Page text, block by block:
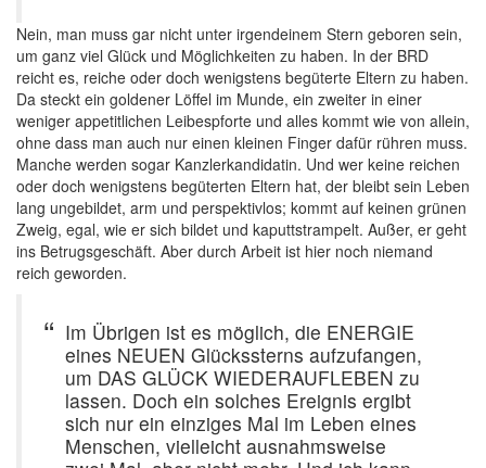
Nein, man muss gar nicht unter irgendeinem Stern geboren sein,
um ganz viel Glück und Möglichkeiten zu haben. In der BRD
reicht es, reiche oder doch wenigstens begüterte Eltern zu haben.
Da steckt ein goldener Löffel im Munde, ein zweiter in einer
weniger appetitlichen Leibespforte und alles kommt wie von allein,
ohne dass man auch nur einen kleinen Finger dafür rühren muss.
Manche werden sogar Kanzlerkandidatin. Und wer keine reichen
oder doch wenigstens begüterten Eltern hat, der bleibt sein Leben
lang ungebildet, arm und perspektivlos; kommt auf keinen grünen
Zweig, egal, wie er sich bildet und kaputtstrampelt. Außer, er geht
ins Betrugsgeschäft. Aber durch Arbeit ist hier noch niemand
reich geworden.
Im Übrigen ist es möglich, die ENERGIE
eines NEUEN Glückssterns aufzufangen,
um DAS GLÜCK WIEDERAUFLEBEN zu
lassen. Doch ein solches Ereignis ergibt
sich nur ein einziges Mal im Leben eines
Menschen, vielleicht ausnahmsweise